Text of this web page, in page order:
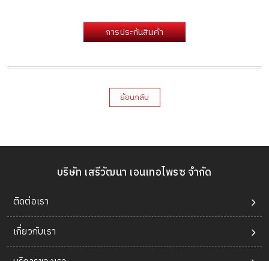
การประกันสินค้า
ย้อนกลับ
บริษัท เสรีวัฒนา เอนเทอไพรซ จำกัด
ติดต่อเรา
เกี่ยวกับเรา